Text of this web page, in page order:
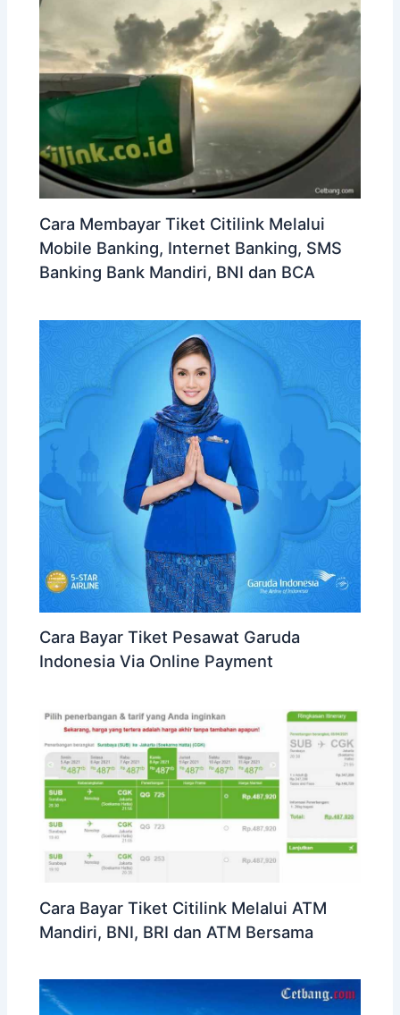
Cara Membayar Tiket Citilink Melalui
Mobile Banking, Internet Banking, SMS
Banking Bank Mandiri, BNI dan BCA
Cara Bayar Tiket Pesawat Garuda
Indonesia Via Online Payment
Cara Bayar Tiket Citilink Melalui ATM
Mandiri, BNI, BRI dan ATM Bersama